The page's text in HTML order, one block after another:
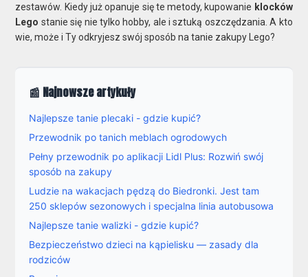
zestawów. Kiedy już opanuje się te metody, kupowanie klocków
Lego stanie się nie tylko hobby, ale i sztuką oszczędzania. A kto
wie, może i Ty odkryjesz swój sposób na tanie zakupy Lego?
📰 Najnowsze artykuły
Najlepsze tanie plecaki - gdzie kupić?
Przewodnik po tanich meblach ogrodowych
Pełny przewodnik po aplikacji Lidl Plus: Rozwiń swój
sposób na zakupy
Ludzie na wakacjach pędzą do Biedronki. Jest tam
250 sklepów sezonowych i specjalna linia autobusowa
Najlepsze tanie walizki - gdzie kupić?
Bezpieczeństwo dzieci na kąpielisku — zasady dla
rodziców